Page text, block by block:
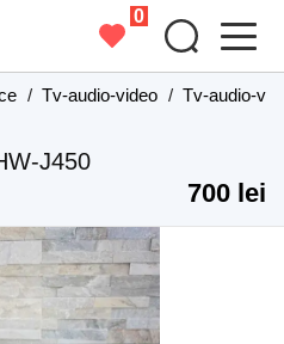
0
/ Tv-audio-video / Tv-audio-
J450
700 lei